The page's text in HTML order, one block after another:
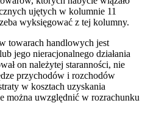
ujętych w kolumnie 11
wyksięgować z tej kolumny.
towarach handlowych jest
jego nieracjonalnego działania
on należytej staranności, nie
przychodów i rozchodów
w kosztach uzyskania
można uwzględnić w rozrachunku